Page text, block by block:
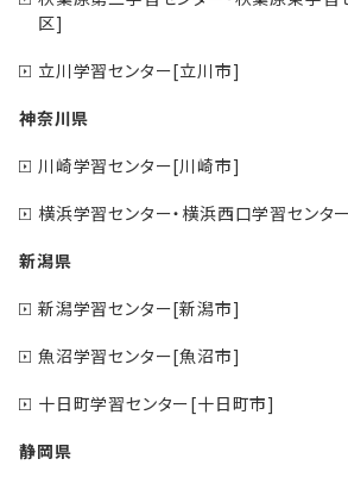
区]
立川学習センター[立川市]
神奈川県
川崎学習センター[川崎市]
横浜学習センター・横浜西口学習センタ
新潟県
新潟学習センター[新潟市]
魚沼学習センター[魚沼市]
十日町学習センター[十日町市]
静岡県